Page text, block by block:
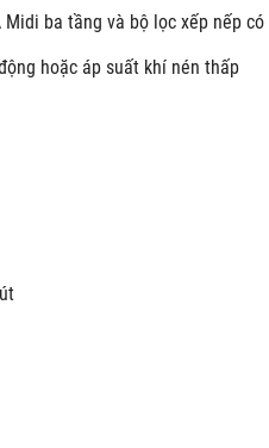
Midi ba tầng và bộ lọc xếp nếp
hoặc áp suất khí nén thấp